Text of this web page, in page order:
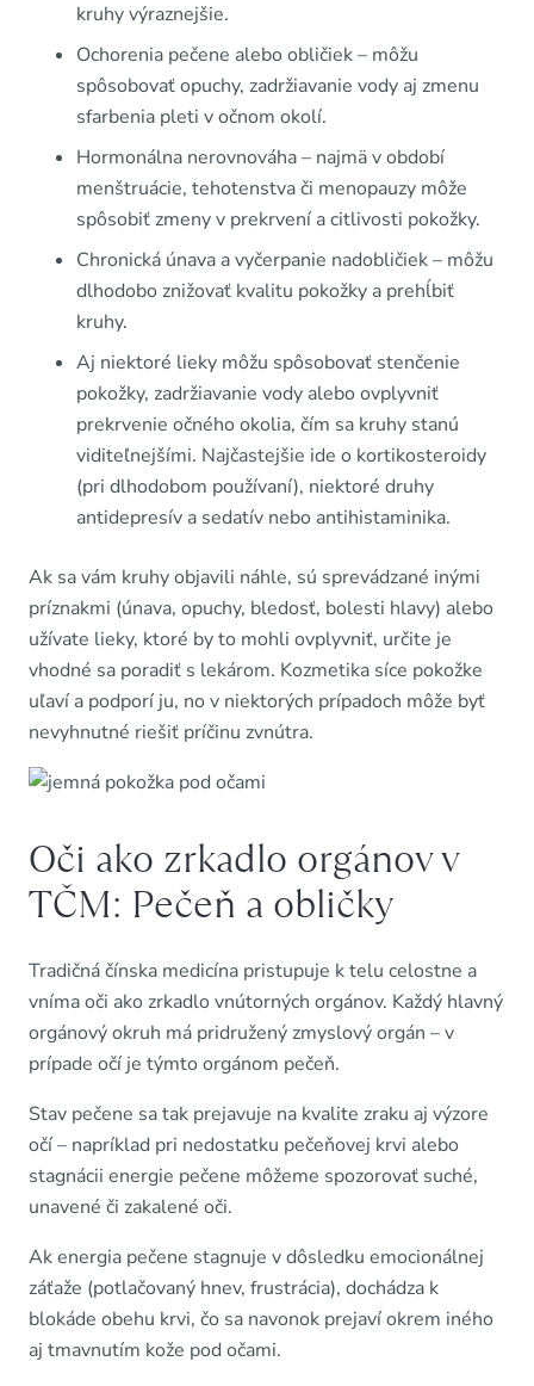
kruhy výraznejšie.
Ochorenia pečene alebo obličiek – môžu
spôsobovať opuchy, zadržiavanie vody aj zmenu
sfarbenia pleti v očnom okolí.
Hormonálna nerovnováha – najmä v období
menštruácie, tehotenstva či menopauzy môže
spôsobiť zmeny v prekrvení a citlivosti pokožky.
Chronická únava a vyčerpanie nadobličiek – môžu
dlhodobo znižovať kvalitu pokožky a prehĺbiť
kruhy.
Aj niektoré lieky môžu spôsobovať stenčenie
pokožky, zadržiavanie vody alebo ovplyvniť
prekrvenie očného okolia, čím sa kruhy stanú
viditeľnejšími. Najčastejšie ide o kortikosteroidy
(pri dlhodobom používaní), niektoré druhy
antidepresív a sedatív nebo antihistaminika.
Ak sa vám kruhy objavili náhle, sú sprevádzané inými
príznakmi (únava, opuchy, bledosť, bolesti hlavy) alebo
užívate lieky, ktoré by to mohli ovplyvniť, určite je
vhodné sa poradiť s lekárom. Kozmetika síce pokožke
uľaví a podporí ju, no v niektorých prípadoch môže byť
nevyhnutné riešiť príčinu zvnútra.
Oči ako zrkadlo orgánov v
TČM: Pečeň a obličky
Tradičná čínska medicína pristupuje k telu celostne a
vníma oči ako zrkadlo vnútorných orgánov. Každý hlavný
orgánový okruh má pridružený zmyslový orgán – v
prípade očí je týmto orgánom pečeň.
Stav pečene sa tak prejavuje na kvalite zraku aj výzore
očí – napríklad pri nedostatku pečeňovej krvi alebo
stagnácii energie pečene môžeme spozorovať suché,
unavené či zakalené oči.
Ak energia pečene stagnuje v dôsledku emocionálnej
záťaže (potlačovaný hnev, frustrácia), dochádza k
blokáde obehu krvi, čo sa navonok prejaví okrem iného
aj tmavnutím kože pod očami.